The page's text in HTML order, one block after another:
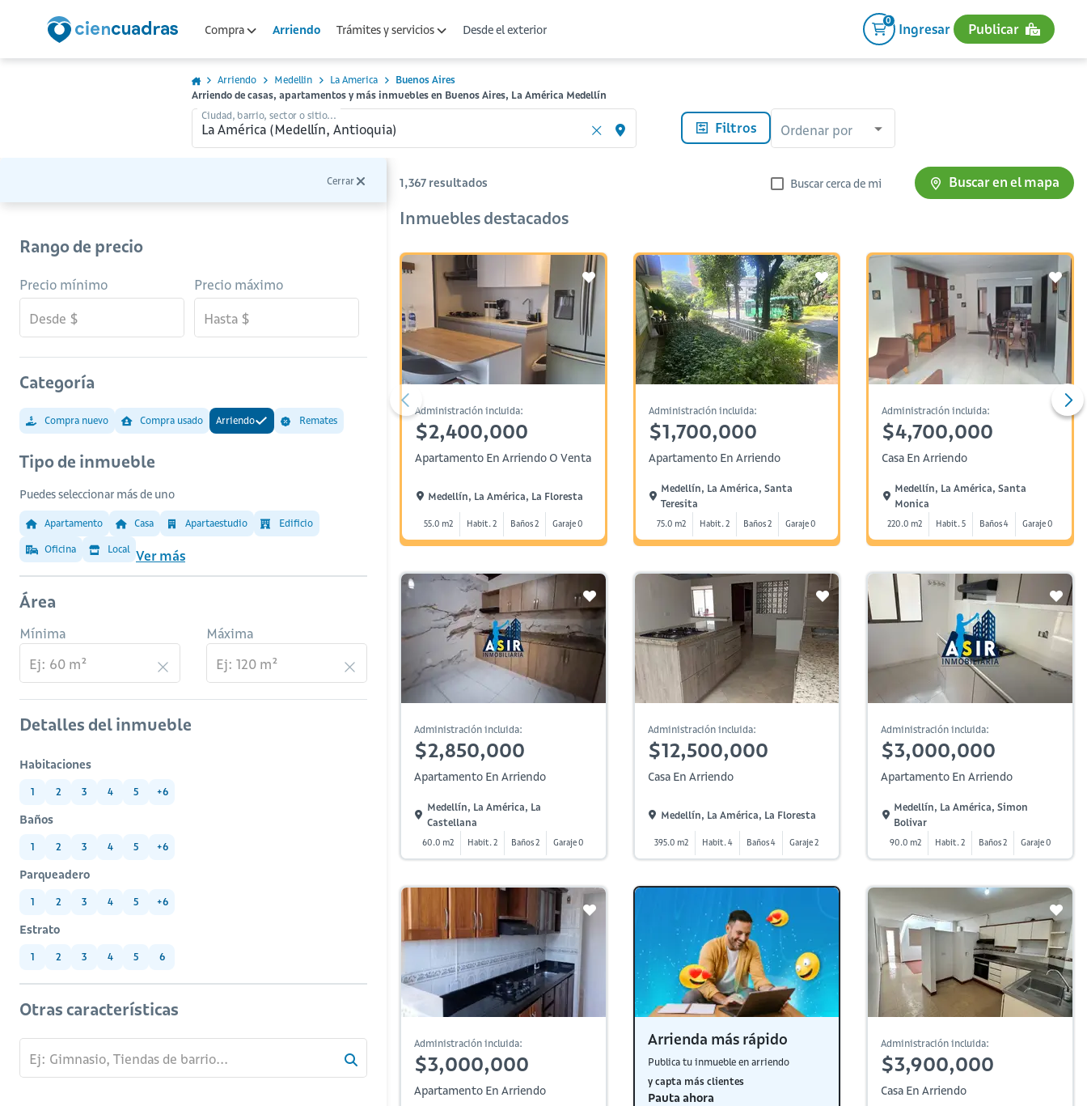
Compra Arriendo Trámites y servicios Desde el exterior
0
Ingresar Publicar
Arriendo Medellin La America
Buenos Aires
Arriendo de casas, apartamentos y más inmuebles en Buenos Aires, La América Medellín
Ciudad, barrio, sector o sitio...
Filtros Ordenar por
Cerrar
Rango de precio
Precio mínimo Precio máximo
Categoría
Compra nuevo Compra usado Arriendo Remates
Tipo de inmueble
Puedes seleccionar más de uno
Apartamento Casa Apartaestudio Edificio
Oficina Local Ver más
Área
Mínima Máxima
Detalles del inmueble
Habitaciones
1 2 3 4 5 +6
Baños
1 2 3 4 5 +6
Parqueadero
1 2 3 4 5 +6
Estrato
1 2 3 4 5 6
Otras características
1,367 resultados Buscar cerca de mi Buscar en el mapa
Inmuebles destacados
Administración incluida:
$2,400,000
Apartamento En Arriendo O Venta
Medellín, La América, La Floresta
55.0 m2 Habit. 2 Baños 2 Garaje 0
Administración incluida:
$1,700,000
Apartamento En Arriendo
Medellín, La América, Santa
Teresita
75.0 m2 Habit. 2 Baños 2 Garaje 0
Administración incluida:
$4,700,000
Casa En Arriendo
Medellín, La América, Santa
Monica
220.0 m2 Habit. 5 Baños 4 Garaje 0
Administración incluida:
$2,850,000
Apartamento En Arriendo
Medellín, La América, La
Castellana
60.0 m2 Habit. 2 Baños 2 Garaje 0
Administración incluida:
$12,500,000
Casa En Arriendo
Medellín, La América, La Floresta
395.0 m2 Habit. 4 Baños 4 Garaje 2
Administración incluida:
$3,000,000
Apartamento En Arriendo
Medellín, La América, Simon
Bolivar
90.0 m2 Habit. 2 Baños 2 Garaje 0
Administración incluida:
$3,000,000
Apartamento En Arriendo
Arrienda más rápido
Publica tu inmueble en arriendo
y capta más clientes
Pauta ahora
Administración incluida:
$3,900,000
Casa En Arriendo